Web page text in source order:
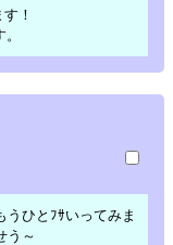
！
うひとﾌｻいってみま
う～